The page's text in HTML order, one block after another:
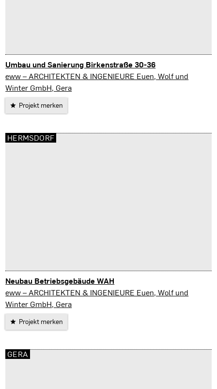
Umbau und Sanierung Birkenstraße 30-36
Gera
eww – ARCHITEKTEN & INGENIEURE Euen, Wolf und
Winter GmbH, Gera
Projekt merken
Neubau Betriebsgebäude WAH
Hermsdorf
eww – ARCHITEKTEN & INGENIEURE Euen, Wolf und
Winter GmbH, Gera
Projekt merken
HERMSDORF
GERA